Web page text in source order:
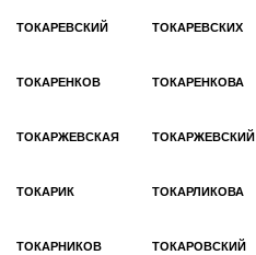
ТОКАРЕВСКИЙ ТОКАРЕВСКИХ
ТОКАРЕНКОВ ТОКАРЕНКОВА
ТОКАРЖЕВСКАЯ ТОКАРЖЕВСКИЙ
ТОКАРИК ТОКАРЛИКОВА
ТОКАРНИКОВ ТОКАРОВСКИЙ